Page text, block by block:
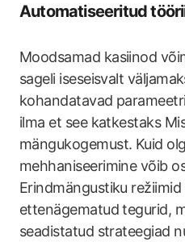
Automatiseeritud
Moodsamad kasiinod
sageli iseseisvalt
kohandatavad
ilma et see katkestaks
mängukogemust. Kuid
mehhaniseerimine võib
Erindmängustiku
ettenägematud tegurid,
seadistatud strateegiad